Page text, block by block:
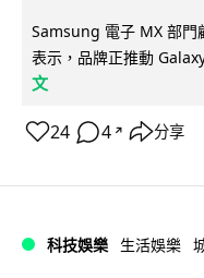
Samsung 電子 MX 部門
表示，品牌正推動
文
24 4 ↗ 分享
科技娛樂 生活娛樂